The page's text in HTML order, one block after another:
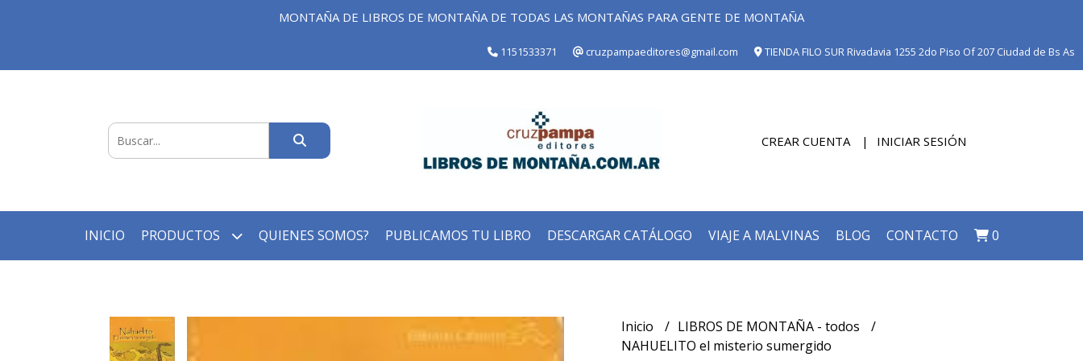
MONTAÑA DE LIBROS DE MONTAÑA DE TODAS LAS MONTAÑAS PARA GENTE DE MONTAÑA
1151533371 cruzpampaeditores@gmail.com TIENDA FILO SUR Rivadavia 1255 2do Piso Of 207 Ciudad de Bs As
CREAR CUENTA INICIAR SESIÓN
INICIO PRODUCTOS QUIENES SOMOS? PUBLICAMOS TU LIBRO DESCARGAR CATÁLOGO VIAJE A MALVINAS BLOG CONTACTO 0
Inicio
LIBROS DE MONTAÑA - todos
NAHUELITO el misterio sumergido